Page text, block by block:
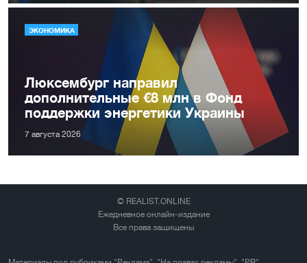
ЭКОНОМИКА
Люксембург направил
дополнительные €8 млн в Фонд
поддержки энергетики Украины
7 августа 2026
© REALIST.ONLINE
Ежедневное онлайн-издание
Все права защищены